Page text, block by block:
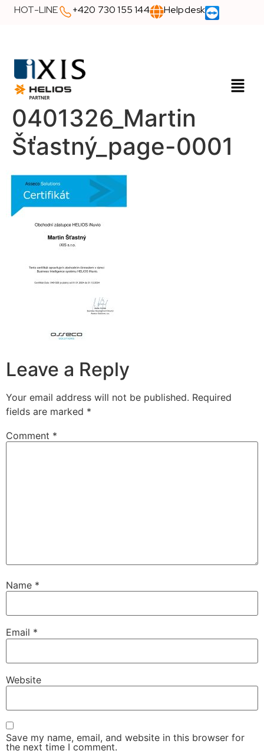
HOT-LINE +420 730 155 144 Helpdesk
0401326_Martin
Šťastný_page-0001
Leave a Reply
Your email address will not be published. Required
fields are marked *
Comment *
Name *
Email *
Website
Save my name, email, and website in this browser for
the next time I comment.